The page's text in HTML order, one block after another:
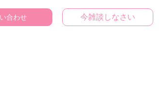
合わせ 今雑談しなさい